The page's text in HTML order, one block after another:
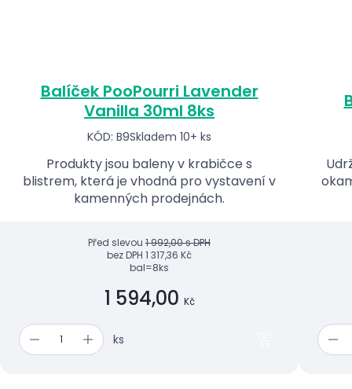
Balíček PooPourri Lavender
Vanilla 30ml 8ks
KÓD: B9Skladem 10+ ks
Produkty jsou baleny v krabičce s
blistrem, která je vhodná pro vystavení v
kamenných prodejnách.
Před slevou 1 992,00 s DPH
bez DPH 1 317,36 Kč
bal=8ks
1 594,00 Kč
ks